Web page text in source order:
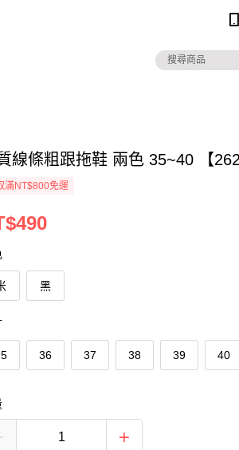
線條粗跟拖鞋 兩色 35~40 【
滿NT$800免運
黑
36 37 38 39 40